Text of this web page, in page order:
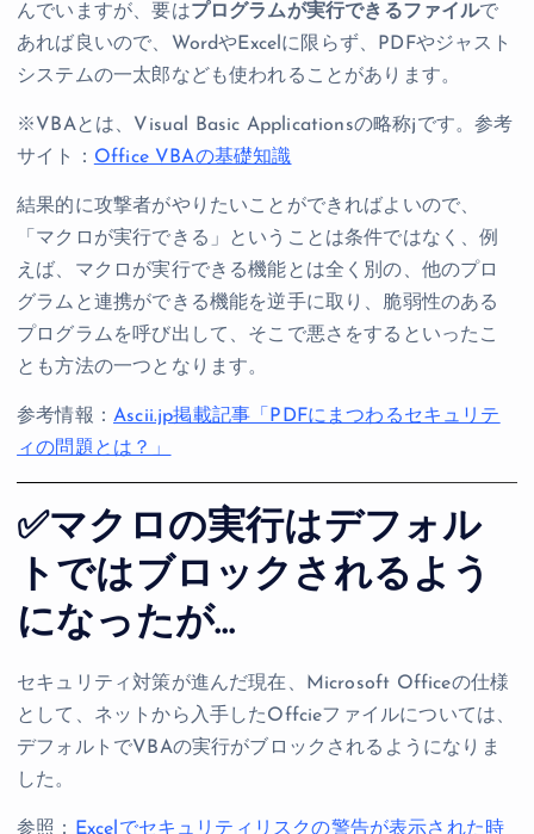
んでいますが、要はプログラムが実行できるファイルで
あれば良いので、WordやExcelに限らず、PDFやジャスト
システムの一太郎なども使われることがあります。
※VBAとは、Visual Basic Applicationsの略称jです。参考
サイト： Office VBAの基礎知識
結果的に攻撃者がやりたいことができればよいので、
「マクロが実行できる」ということは条件ではなく、例
えば、マクロが実行できる機能とは全く別の、他のプロ
グラムと連携ができる機能を逆手に取り、脆弱性のある
プログラムを呼び出して、そこで悪さをするといったこ
とも方法の一つとなります。
参考情報： Ascii.jp掲載記事「PDFにまつわるセキュリテ
ィの問題とは？」
✅マクロの実行はデフォル
トではブロックされるよう
になったが…
セキュリティ対策が進んだ現在、Microsoft Officeの仕様
として、ネットから入手したOffcieファイルについては、
デフォルトでVBAの実行がブロックされるようになりま
した。
参照： Excelでセキュリティリスクの警告が表示された時